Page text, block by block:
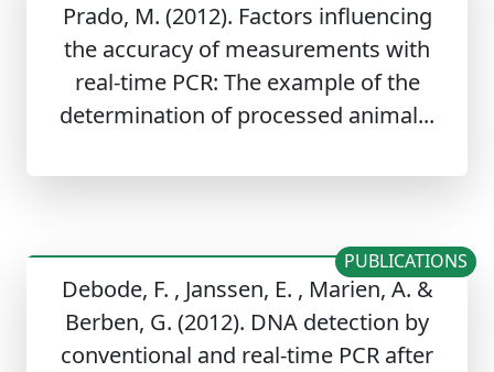
Prado, M. (2012). Factors influencing
the accuracy of measurements with
real-time PCR: The example of the
determination of processed animal...
Debode, F. , Janssen, E. , Marien, A. &
Berben, G. (2012). DNA detection by
conventional and real-time PCR after
PUBLICATIONS